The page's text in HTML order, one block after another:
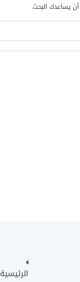
يساعدك البحث.
الرئيسية